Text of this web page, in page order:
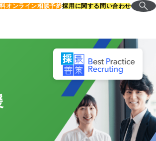
オンライン相談予約採用に関する問い合わせ